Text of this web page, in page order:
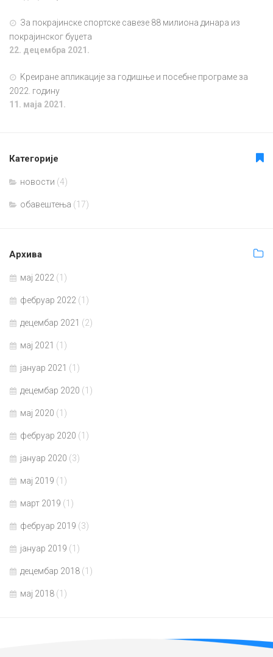
За покрајинске спортске савезе 88 милиона динара из
покрајинског буџета
22. децембра 2021.
Kреиране апликације за годишње и посебне програме за
2022. годину
11. маја 2021.
Категорије
новости (4)
обавештења (17)
Архива
мај 2022 (1)
фебруар 2022 (1)
децембар 2021 (2)
мај 2021 (1)
јануар 2021 (1)
децембар 2020 (1)
мај 2020 (1)
фебруар 2020 (1)
јануар 2020 (3)
мај 2019 (1)
март 2019 (1)
фебруар 2019 (3)
јануар 2019 (1)
децембар 2018 (1)
мај 2018 (1)